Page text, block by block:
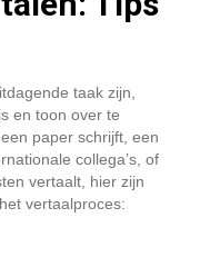
taak zijn,
en toon over te
paper schrijft, een
collega’s, of
vertaalt, hier zijn
vertaalproces: